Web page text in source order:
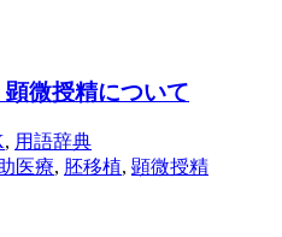
微授精について
, 用語辞典
医療, 胚移植, 顕微授精